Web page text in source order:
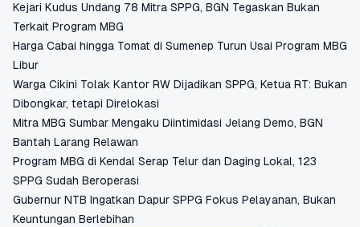
Kejari Kudus Undang 78 Mitra SPPG, BGN Tegaskan Bukan
Terkait Program MBG
Harga Cabai hingga Tomat di Sumenep Turun Usai Program MBG
Libur
Warga Cikini Tolak Kantor RW Dijadikan SPPG, Ketua RT: Bukan
Dibongkar, tetapi Direlokasi
Mitra MBG Sumbar Mengaku Diintimidasi Jelang Demo, BGN
Bantah Larang Relawan
Program MBG di Kendal Serap Telur dan Daging Lokal, 123
SPPG Sudah Beroperasi
Gubernur NTB Ingatkan Dapur SPPG Fokus Pelayanan, Bukan
Keuntungan Berlebihan